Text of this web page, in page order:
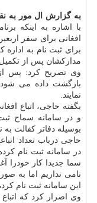
به گزارش ال مور به
با اشاره به اینكه
برای ثبت نام به اداره
مداركشان پس از
وی تصریح كرد: پس از
بازگشت داده می شود
نمایند.
بگفته حاجی، اتباع
و در سامانه سماح
بوسیله دفاتر كفالت
حاجی درباب تعداد
در سامانه ثبت نام
سما جدیدا كار خودرا
این سامانه ثبت نام